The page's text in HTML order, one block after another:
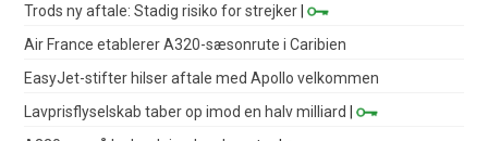
Trods ny aftale: Stadig risiko for strejker |
Air France etablerer A320-sæsonrute i Caribien
EasyJet-stifter hilser aftale med Apollo velkommen
Lavprisflyselskab taber op imod en halv milliard
|